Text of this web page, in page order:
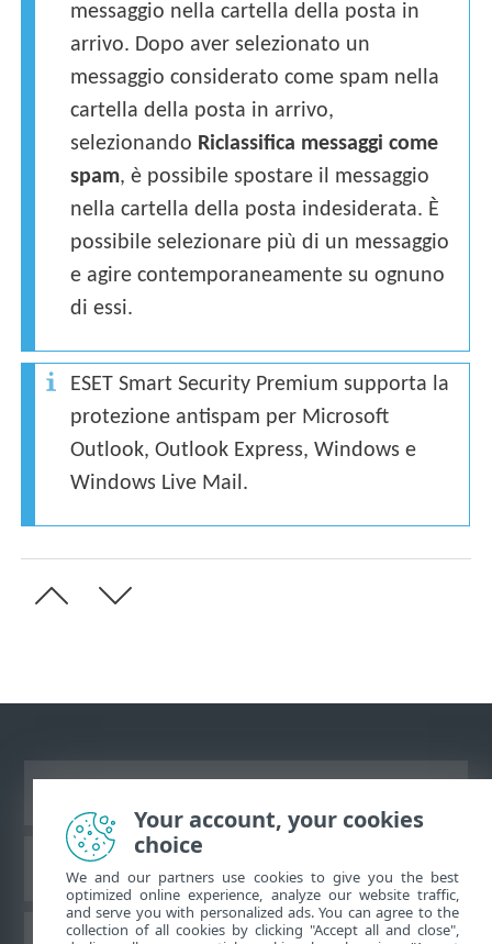
messaggio nella cartella della posta in
arrivo. Dopo aver selezionato un
messaggio considerato come spam nella
cartella della posta in arrivo,
selezionando Riclassifica messaggi come
spam, è possibile spostare il messaggio
nella cartella della posta indesiderata. È
possibile selezionare più di un messaggio
e agire contemporaneamente su ognuno
di essi.
ESET Smart Security Premium supporta la
protezione antispam per Microsoft
Outlook, Outlook Express, Windows e
Windows Live Mail.
ESET Knowledgebase
Your account, your cookies
choice
We and our partners use cookies to give you the best
optimized online experience, analyze our website traffic,
and serve you with personalized ads. You can agree to the
collection of all cookies by clicking "Accept all and close",